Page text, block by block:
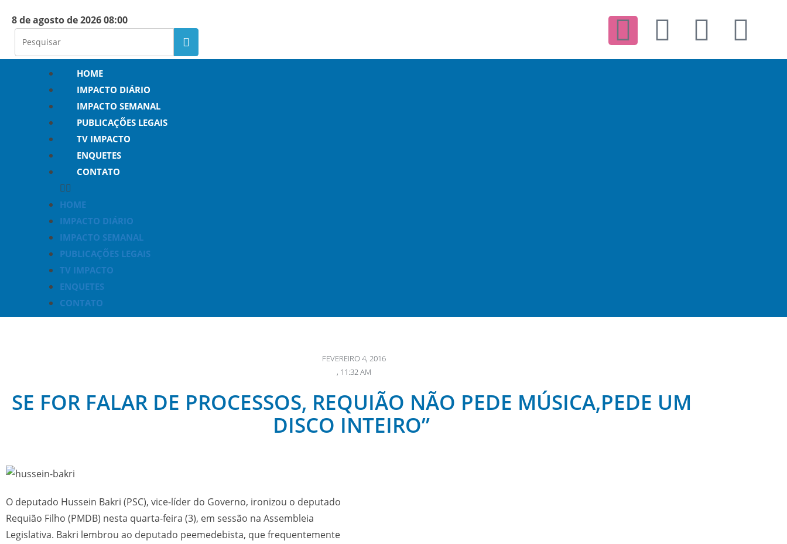
8 de agosto de 2026 08:00
HOME
IMPACTO DIÁRIO
IMPACTO SEMANAL
PUBLICAÇÕES LEGAIS
TV IMPACTO
ENQUETES
CONTATO
HOME
IMPACTO DIÁRIO
IMPACTO SEMANAL
PUBLICAÇÕES LEGAIS
TV IMPACTO
ENQUETES
CONTATO
FEVEREIRO 4, 2016
, 11:32 AM
SE FOR FALAR DE PROCESSOS, REQUIÃO NÃO PEDE MÚSICA,PEDE UM
DISCO INTEIRO”
O deputado Hussein Bakri (PSC), vice-líder do Governo, ironizou o deputado
Requião Filho (PMDB) nesta quarta-feira (3), em sessão na Assembleia
Legislativa. Bakri lembrou ao deputado peemedebista, que frequentemente